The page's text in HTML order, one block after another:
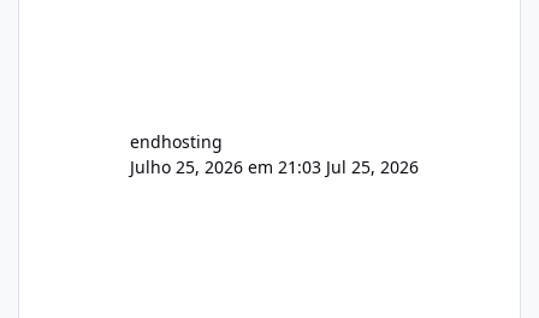
endhosting
Julho 25, 2026 em 21:03 Jul 25, 2026